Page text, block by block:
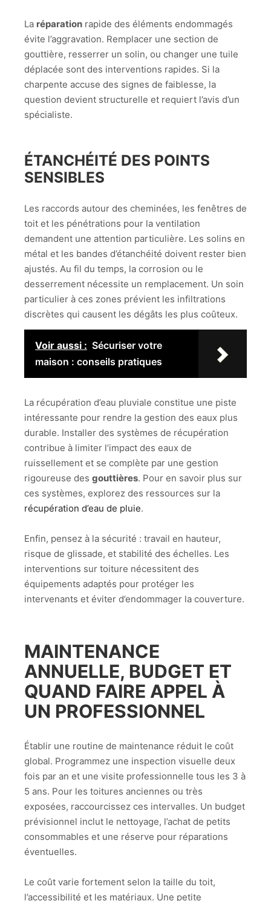
La réparation rapide des éléments endommagés
évite l’aggravation. Remplacer une section de
gouttière, resserrer un solin, ou changer une tuile
déplacée sont des interventions rapides. Si la
charpente accuse des signes de faiblesse, la
question devient structurelle et requiert l’avis d’un
spécialiste.
ÉTANCHÉITÉ DES POINTS
SENSIBLES
Les raccords autour des cheminées, les fenêtres de
toit et les pénétrations pour la ventilation
demandent une attention particulière. Les solins en
métal et les bandes d’étanchéité doivent rester bien
ajustés. Au fil du temps, la corrosion ou le
desserrement nécessite un remplacement. Un soin
particulier à ces zones prévient les infiltrations
discrètes qui causent les dégâts les plus coûteux.
Voir aussi : Sécuriser votre
maison : conseils pratiques
La récupération d’eau pluviale constitue une piste
intéressante pour rendre la gestion des eaux plus
durable. Installer des systèmes de récupération
contribue à limiter l’impact des eaux de
ruissellement et se complète par une gestion
rigoureuse des gouttières. Pour en savoir plus sur
ces systèmes, explorez des ressources sur la
récupération d’eau de pluie.
Enfin, pensez à la sécurité : travail en hauteur,
risque de glissade, et stabilité des échelles. Les
interventions sur toiture nécessitent des
équipements adaptés pour protéger les
intervenants et éviter d’endommager la couverture.
MAINTENANCE
ANNUELLE, BUDGET ET
QUAND FAIRE APPEL À
UN PROFESSIONNEL
Établir une routine de maintenance réduit le coût
global. Programmez une inspection visuelle deux
fois par an et une visite professionnelle tous les 3 à
5 ans. Pour les toitures anciennes ou très
exposées, raccourcissez ces intervalles. Un budget
prévisionnel inclut le nettoyage, l’achat de petits
consommables et une réserve pour réparations
éventuelles.
Le coût varie fortement selon la taille du toit,
l’accessibilité et les matériaux. Une petite